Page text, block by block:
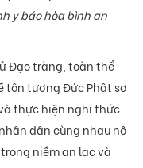
y báo hòa bình an
Đạo tràng, toàn thể
tôn tượng Đức Phật sơ
thực hiện nghi thức
dân cùng nhau nô
niềm an lạc và